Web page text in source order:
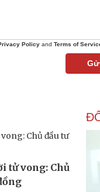
Policy and Terms of
tử vong: Chủ